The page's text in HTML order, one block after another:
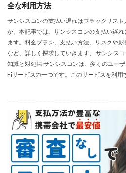
全な利用方法
サンシスコンの支払い遅れはブラックリス
か。本記事では、サンシスコンの支払い遅
ます。料金プラン、支払い方法、リスクや
など、詳しく探求していきます。 サンシス
知識と対処法 サンシスコンは、多くのユー
Fiサービスの一つです。このサービスを利用